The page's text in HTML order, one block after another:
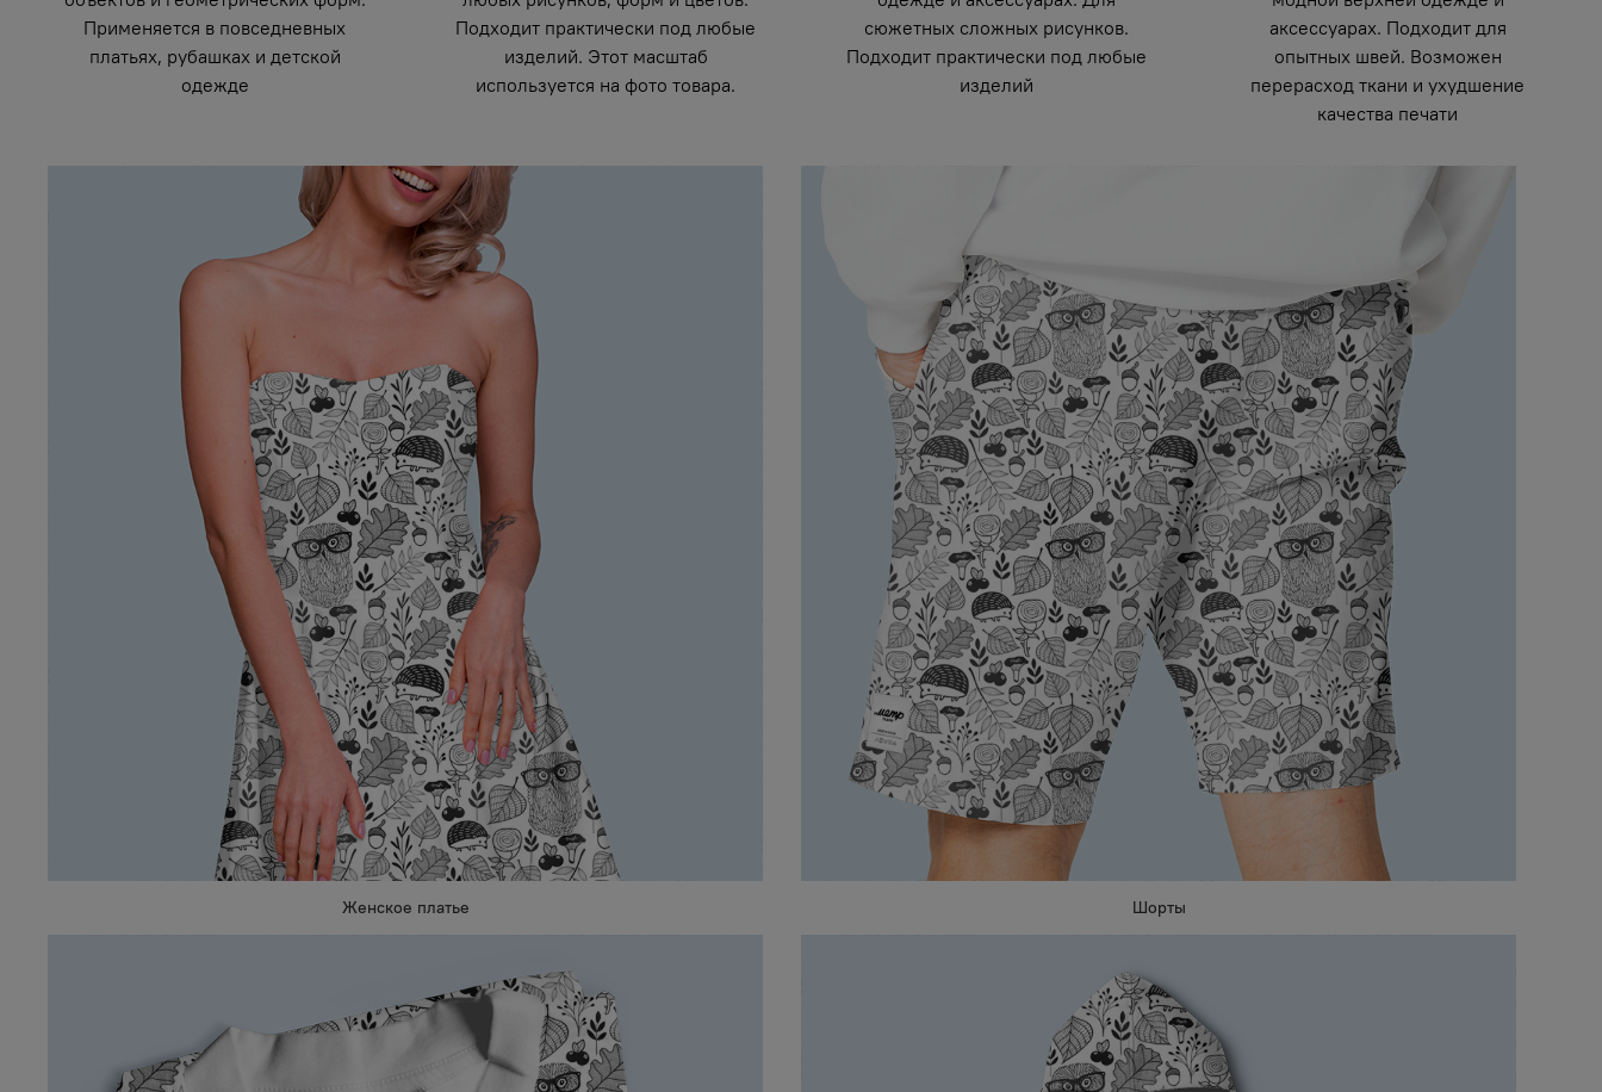
Применяется в повседневных
платьях, рубашках и детской
одежде
Подходит практически под любые
изделий. Этот масштаб
используется на фото товара.
сюжетных сложных рисунков.
Подходит практически под любые
изделий
аксессуарах. Подходит для
опытных швей. Возможен
перерасход ткани и ухудшение
качества печати
Женское платье Шорты